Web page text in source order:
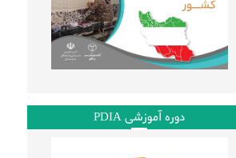
دوره آموزشی PDIA